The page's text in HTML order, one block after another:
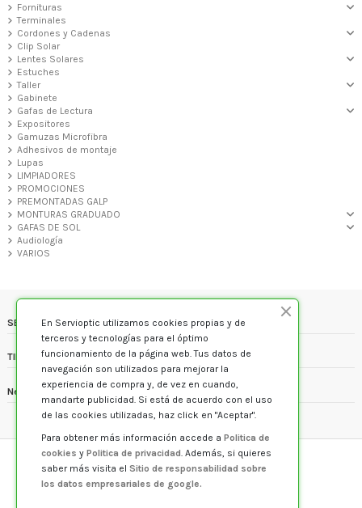
Fornituras
Terminales
Cordones y Cadenas
Clip Solar
Lentes Solares
Estuches
Taller
Gabinete
Gafas de Lectura
Expositores
Gamuzas Microfibra
Adhesivos de montaje
Lupas
LIMPIADORES
PROMOCIONES
PREMONTADAS GALP
MONTURAS GRADUADO
GAFAS DE SOL
Audiología
VARIOS
SERVIOPTIC
TIENDA
Newsletter
© 2026,SERVIOPTIC . All rights reserved.
En Servioptic utilizamos cookies propias y de
terceros y tecnologías para el óptimo
funcionamiento de la página web. Tus datos de
navegación son utilizados para mejorar la
experiencia de compra y, de vez en cuando,
mandarte publicidad. Si está de acuerdo con el uso
de las cookies utilizadas, haz click en "Aceptar".
Para obtener más información accede a Politica de
cookies y Politica de privacidad. Además, si quieres
saber más visita el Sitio de responsabilidad sobre
los datos empresariales de google.